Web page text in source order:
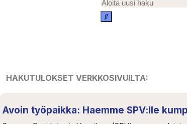
HAKUTULOKSET VERKKOSIVUILTA:
Avoin työpaikka: Haemme SPV:lle